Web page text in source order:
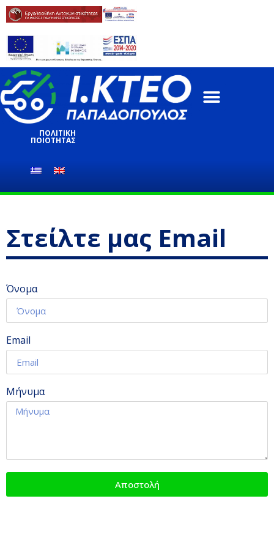
ΠΟΛΙΤΙΚΗ
ΠΟΙΟΤΗΤΑΣ
Στείλτε μας Email
Όνομα
Email
Μήνυμα
Αποστολή